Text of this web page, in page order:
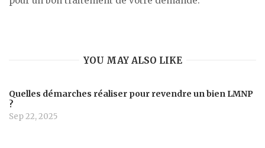
YOU MAY ALSO LIKE
Quelles démarches réaliser pour revendre un bien LMNP
?
Sep 22, 2025